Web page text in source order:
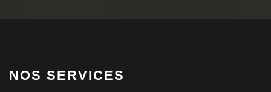
NOS SERVICES